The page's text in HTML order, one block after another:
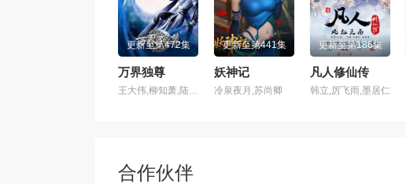
更新至第472集
万界独尊
王大伟,柳知萧,陆敏悦,Minyue,Lu,黄骥,关帅,蘭雨馨,季骜杰,默伶,宴宁,徐翔,张妮,烈之流星,钟巍,Akira明,安志,kinsen,芥末
更新至第441集
妖神记
冷泉夜月,苏尚卿
更新至第186集
凡人修仙传
韩立,厉飞雨,墨居仁
合作伙伴